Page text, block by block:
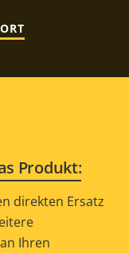
Produkt:
direkten Ersatz
Ihren